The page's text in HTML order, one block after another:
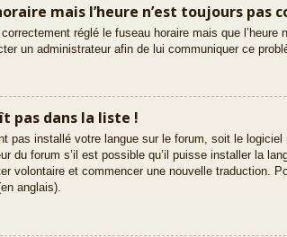
mais l’heure n’est toujours pas
réglé le fuseau horaire mais que
un administrateur afin de lui communiquer ce
pas dans la liste !
pas installé votre langue sur le forum, soit le
du forum s’il est possible qu’il puisse installer la
volontaire et commencer une nouvelle traduction.
anglais).